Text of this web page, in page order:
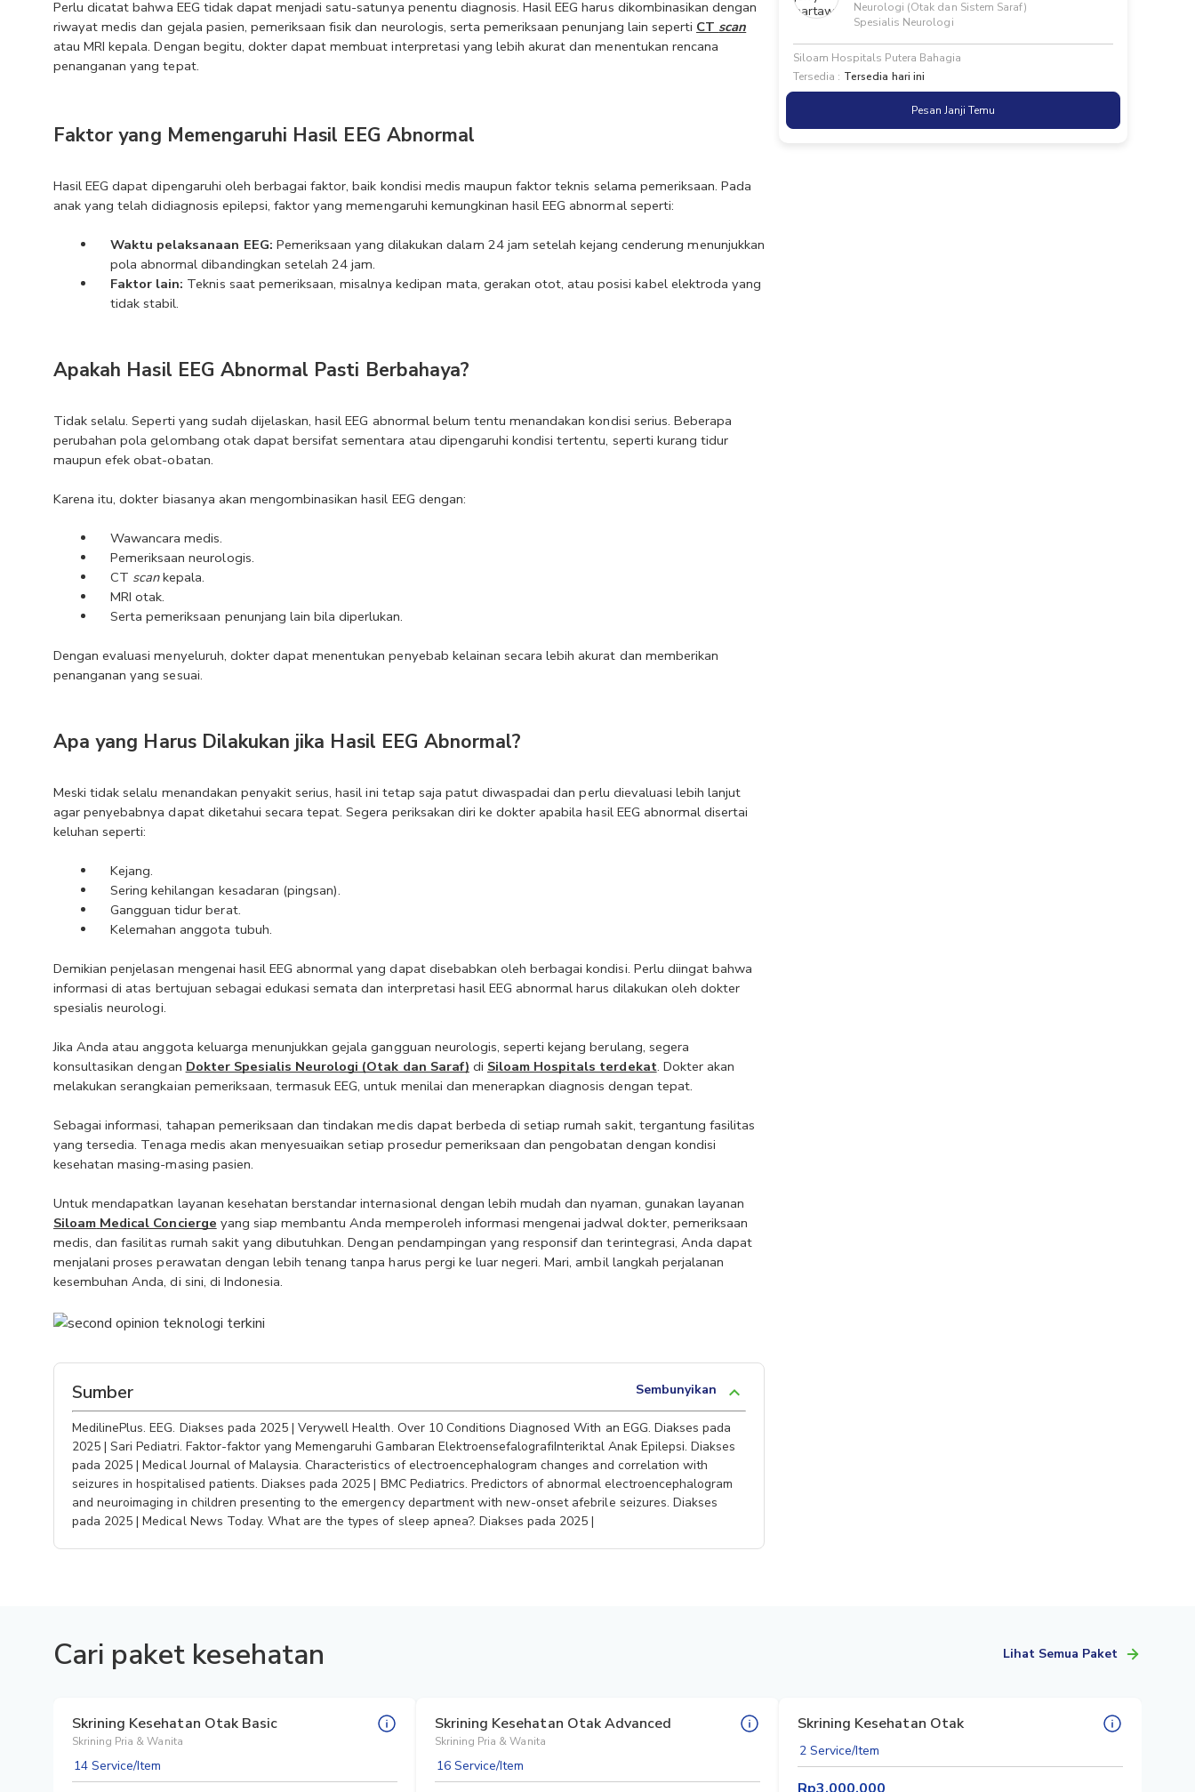
Perlu dicatat bahwa EEG tidak dapat menjadi satu-satunya penentu diagnosis. Hasil EEG harus dikombinasikan dengan
riwayat medis dan gejala pasien, pemeriksaan fisik dan neurologis, serta pemeriksaan penunjang lain seperti CT scan
atau MRI kepala. Dengan begitu, dokter dapat membuat interpretasi yang lebih akurat dan menentukan rencana
penanganan yang tepat.
Faktor yang Memengaruhi Hasil EEG Abnormal
Hasil EEG dapat dipengaruhi oleh berbagai faktor, baik kondisi medis maupun faktor teknis selama pemeriksaan. Pada
anak yang telah didiagnosis epilepsi, faktor yang memengaruhi kemungkinan hasil EEG abnormal seperti:
Waktu pelaksanaan EEG: Pemeriksaan yang dilakukan dalam 24 jam setelah kejang cenderung menunjukkan
pola abnormal dibandingkan setelah 24 jam.
Faktor lain: Teknis saat pemeriksaan, misalnya kedipan mata, gerakan otot, atau posisi kabel elektroda yang
tidak stabil.
Apakah Hasil EEG Abnormal Pasti Berbahaya?
Tidak selalu. Seperti yang sudah dijelaskan, hasil EEG abnormal belum tentu menandakan kondisi serius. Beberapa
perubahan pola gelombang otak dapat bersifat sementara atau dipengaruhi kondisi tertentu, seperti kurang tidur
maupun efek obat-obatan.
Karena itu, dokter biasanya akan mengombinasikan hasil EEG dengan:
Wawancara medis.
Pemeriksaan neurologis.
CT scan kepala.
MRI otak.
Serta pemeriksaan penunjang lain bila diperlukan.
Dengan evaluasi menyeluruh, dokter dapat menentukan penyebab kelainan secara lebih akurat dan memberikan
penanganan yang sesuai.
Apa yang Harus Dilakukan jika Hasil EEG Abnormal?
Meski tidak selalu menandakan penyakit serius, hasil ini tetap saja patut diwaspadai dan perlu dievaluasi lebih lanjut
agar penyebabnya dapat diketahui secara tepat. Segera periksakan diri ke dokter apabila hasil EEG abnormal disertai
keluhan seperti:
Kejang.
Sering kehilangan kesadaran (pingsan).
Gangguan tidur berat.
Kelemahan anggota tubuh.
Demikian penjelasan mengenai hasil EEG abnormal yang dapat disebabkan oleh berbagai kondisi. Perlu diingat bahwa
informasi di atas bertujuan sebagai edukasi semata dan interpretasi hasil EEG abnormal harus dilakukan oleh dokter
spesialis neurologi.
Jika Anda atau anggota keluarga menunjukkan gejala gangguan neurologis, seperti kejang berulang, segera
konsultasikan dengan Dokter Spesialis Neurologi (Otak dan Saraf) di Siloam Hospitals terdekat. Dokter akan
melakukan serangkaian pemeriksaan, termasuk EEG, untuk menilai dan menerapkan diagnosis dengan tepat.
Sebagai informasi, tahapan pemeriksaan dan tindakan medis dapat berbeda di setiap rumah sakit, tergantung fasilitas
yang tersedia. Tenaga medis akan menyesuaikan setiap prosedur pemeriksaan dan pengobatan dengan kondisi
kesehatan masing-masing pasien.
Siloam Medical Concierge yang siap membantu Anda memperoleh informasi mengenai jadwal dokter, pemeriksaan
medis, dan fasilitas rumah sakit yang dibutuhkan. Dengan pendampingan yang responsif dan terintegrasi, Anda dapat
menjalani proses perawatan dengan lebih tenang tanpa harus pergi ke luar negeri. Mari, ambil langkah perjalanan
kesembuhan Anda, di sini, di Indonesia.
Sumber Sembunyikan keyboard_arrow_up
MedilinePlus. EEG. Diakses pada 2025 | Verywell Health. Over 10 Conditions Diagnosed With an EGG. Diakses pada
2025 | Sari Pediatri. Faktor-faktor yang Memengaruhi Gambaran ElektroensefalografiInteriktal Anak Epilepsi. Diakses
pada 2025 | Medical Journal of Malaysia. Characteristics of electroencephalogram changes and correlation with
seizures in hospitalised patients. Diakses pada 2025 | BMC Pediatrics. Predictors of abnormal electroencephalogram
and neuroimaging in children presenting to the emergency department with new-onset afebrile seizures. Diakses
pada 2025 | Medical News Today. What are the types of sleep apnea?. Diakses pada 2025 |
Neurologi (Otak dan Sistem Saraf)
Spesialis Neurologi
Siloam Hospitals Putera Bahagia
Tersedia : Tersedia hari ini
Pesan Janji Temu
Cari paket kesehatan Lihat Semua Paket
Skrining Kesehatan Otak Basic
Skrining Pria & Wanita
14 Service/Item
Skrining Kesehatan Otak Advanced
Skrining Pria & Wanita
16 Service/Item
Skrining Kesehatan Otak
2 Service/Item